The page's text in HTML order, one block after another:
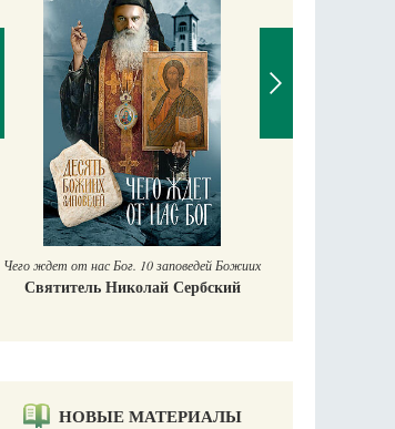
Чего ждет от нас Бог. 10 заповедей Божиих
Святитель Николай Сербский
НОВЫЕ МАТЕРИАЛЫ